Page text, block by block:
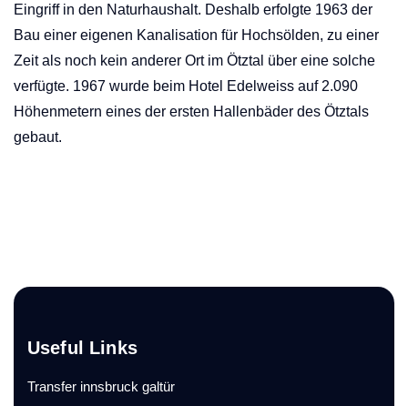
Eingriff in den Naturhaushalt. Deshalb erfolgte 1963 der
Bau einer eigenen Kanalisation für Hochsölden, zu einer
Zeit als noch kein anderer Ort im Ötztal über eine solche
verfügte. 1967 wurde beim Hotel Edelweiss auf 2.090
Höhenmetern eines der ersten Hallenbäder des Ötztals
gebaut.
Useful Links
Transfer innsbruck galtür